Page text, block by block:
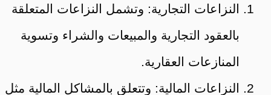
النزاعات التجارية: وتشمل النزاعات المتعلقة
بالعقود التجارية والمبيعات والشراء وتسوية
المنازعات العقارية.
النزاعات المالية: وتتعلق بالمشاكل المالية مثل